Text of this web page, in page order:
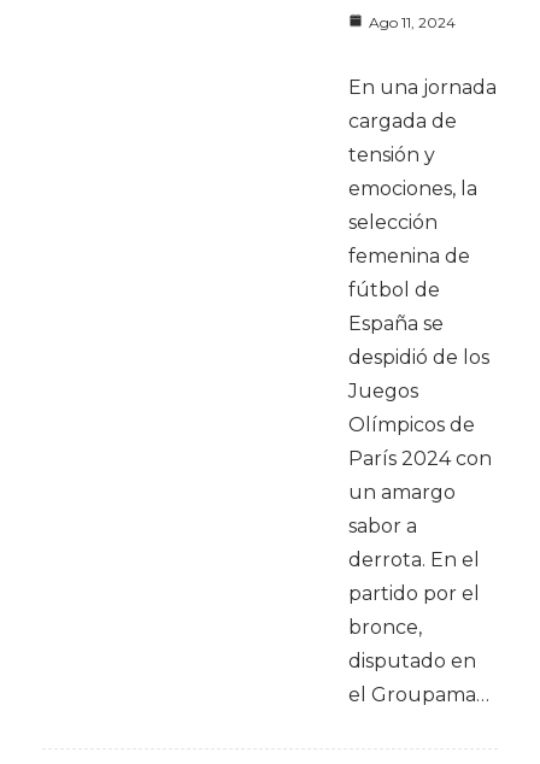
Ago 11, 2024
En una jornada
cargada de
tensión y
emociones, la
selección
femenina de
fútbol de
España se
despidió de los
Juegos
Olímpicos de
París 2024 con
un amargo
sabor a
derrota. En el
partido por el
bronce,
disputado en
el Groupama…